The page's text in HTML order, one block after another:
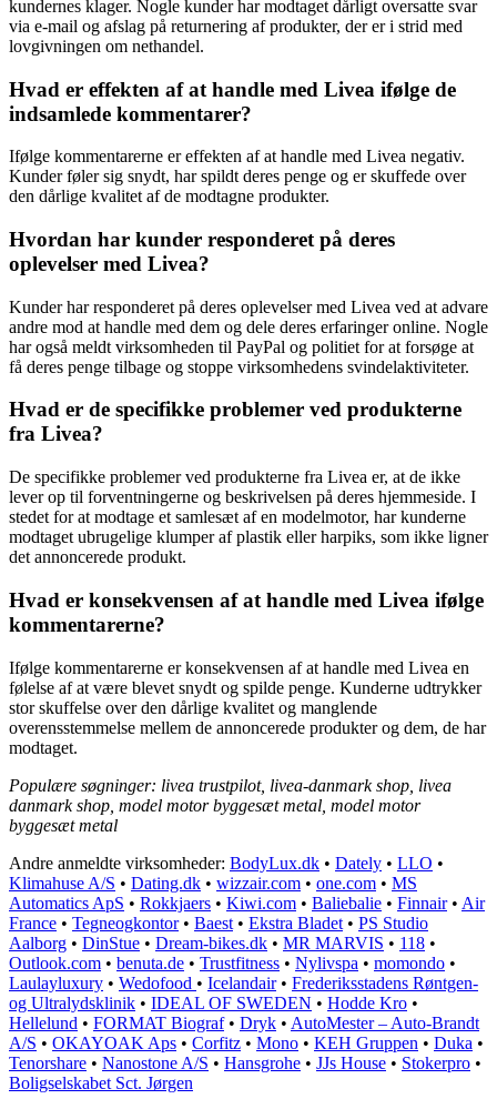
kundernes klager. Nogle kunder har modtaget dårligt oversatte svar
via e-mail og afslag på returnering af produkter, der er i strid med
lovgivningen om nethandel.
Hvad er effekten af ​​at handle med Livea ifølge de
indsamlede kommentarer?
Ifølge kommentarerne er effekten af ​​at handle med Livea negativ.
Kunder føler sig snydt, har spildt deres penge og er skuffede over
den dårlige kvalitet af de modtagne produkter.
Hvordan har kunder responderet på deres
oplevelser med Livea?
Kunder har responderet på deres oplevelser med Livea ved at advare
andre mod at handle med dem og dele deres erfaringer online. Nogle
har også meldt virksomheden til PayPal og politiet for at forsøge at
få deres penge tilbage og stoppe virksomhedens svindelaktiviteter.
Hvad er de specifikke problemer ved produkterne
fra Livea?
De specifikke problemer ved produkterne fra Livea er, at de ikke
lever op til forventningerne og beskrivelsen på deres hjemmeside. I
stedet for at modtage et samlesæt af en modelmotor, har kunderne
modtaget ubrugelige klumper af plastik eller harpiks, som ikke ligner
det annoncerede produkt.
Hvad er konsekvensen af ​​at handle med Livea ifølge
kommentarerne?
Ifølge kommentarerne er konsekvensen af ​​at handle med Livea en
følelse af at være blevet snydt og spilde penge. Kunderne udtrykker
stor skuffelse over den dårlige kvalitet og manglende
overensstemmelse mellem de annoncerede produkter og dem, de har
modtaget.
Populære søgninger: livea trustpilot, livea-danmark shop, livea
danmark shop, model motor byggesæt metal, model motor
byggesæt metal
Andre anmeldte virksomheder: BodyLux.dk • Dately • LLO •
Klimahuse A/S • Dating.dk • wizzair.com • one.com • MS
Automatics ApS • Rokkjaers • Kiwi.com • Baliebalie • Finnair• Air
France • Tegneogkontor• Baest • Ekstra Bladet • PS Studio
Aalborg • DinStue • Dream-bikes.dk • MR MARVIS • 118 •
Outlook.com • benuta.de • Trustfitness • Nylivspa • momondo •
Laulayluxury • Wedofood • Icelandair• Frederiksstadens Røntgen-
og Ultralydsklinik • IDEAL OF SWEDEN • Hodde Kro •
Hellelund • FORMAT Biograf• Dryk • AutoMester – Auto-Brandt
A/S • OKAYOAK Aps • Corfitz • Mono • KEH Gruppen • Duka •
Tenorshare • Nanostone A/S • Hansgrohe • JJs House • Stokerpro •
Boligselskabet Sct. Jørgen